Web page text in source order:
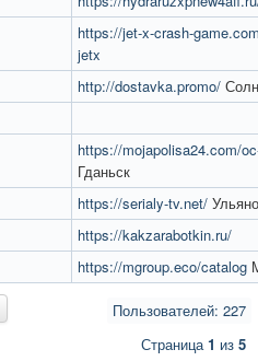
https://jet-x-crash-
jetx
http://dostavka.promo/
https://mojapolisa24.com/
Гданьск
https://serialy-tv.net/
https://kakzarabotkin.ru/
https://mgroup.eco/catalog
Пользователей: 227
Страница1 из 5